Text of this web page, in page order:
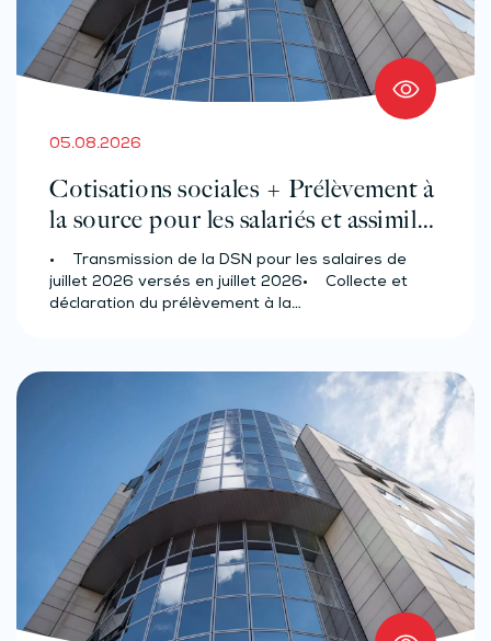
05.08.2026
Cotisations sociales + Prélèvement à
la source pour les salariés et assimilés
(effectif d’au moins 50 salariés)
• Transmission de la DSN pour les salaires de
juillet 2026 versés en juillet 2026• Collecte et
déclaration du prélèvement à la…